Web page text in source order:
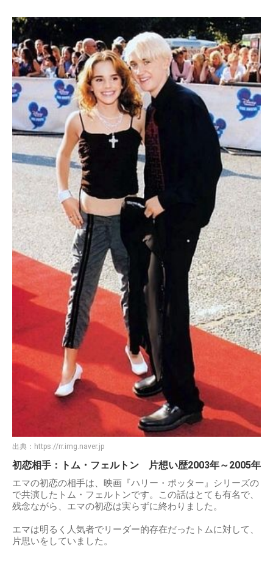
出典： https://rr.img.naver.jp
初恋相手：トム・フェルトン 片想い歴2003年～2005年
エマの初恋の相手は、映画『ハリー・ポッター』シリーズの
で共演したトム・フェルトンです。この話はとても有名で、
残念ながら、エマの初恋は実らずに終わりました。
エマは明るく人気者でリーダー的存在だったトムに対して、
片思いをしていました。